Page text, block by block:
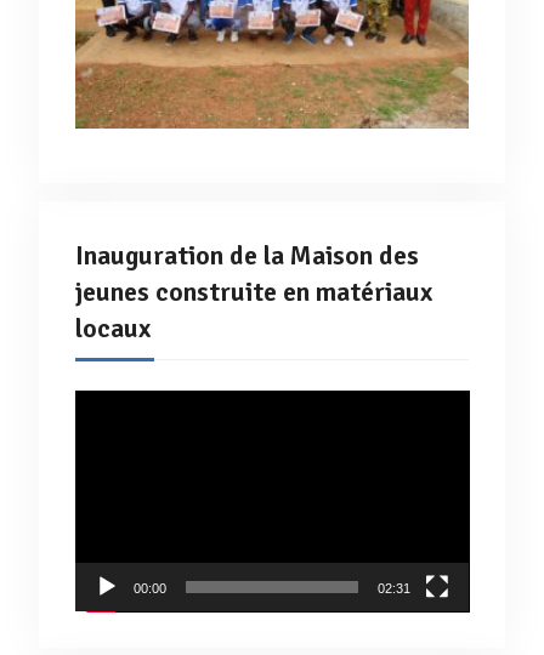
Inauguration de la Maison des
jeunes construite en matériaux
locaux
00:00 02:31